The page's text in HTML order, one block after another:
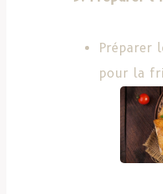
Préparer
pour la